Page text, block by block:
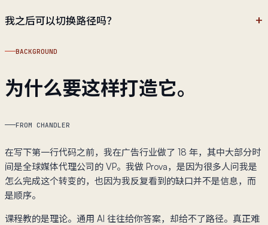
我之后可以切换路径吗？
BACKGROUND
为什么要这样打造它。
FROM CHANDLER
在写下第一行代码之前，我在广告行业做了 18 年，其中大部分时
间是全球媒体代理公司的 VP。我做 Prova，是因为很多人问我是
怎么完成这个转变的，也因为我反复看到的缺口并不是信息，而
是顺序。
课程教的是理论。通用 AI 往往给你答案，却给不了路径。真正难